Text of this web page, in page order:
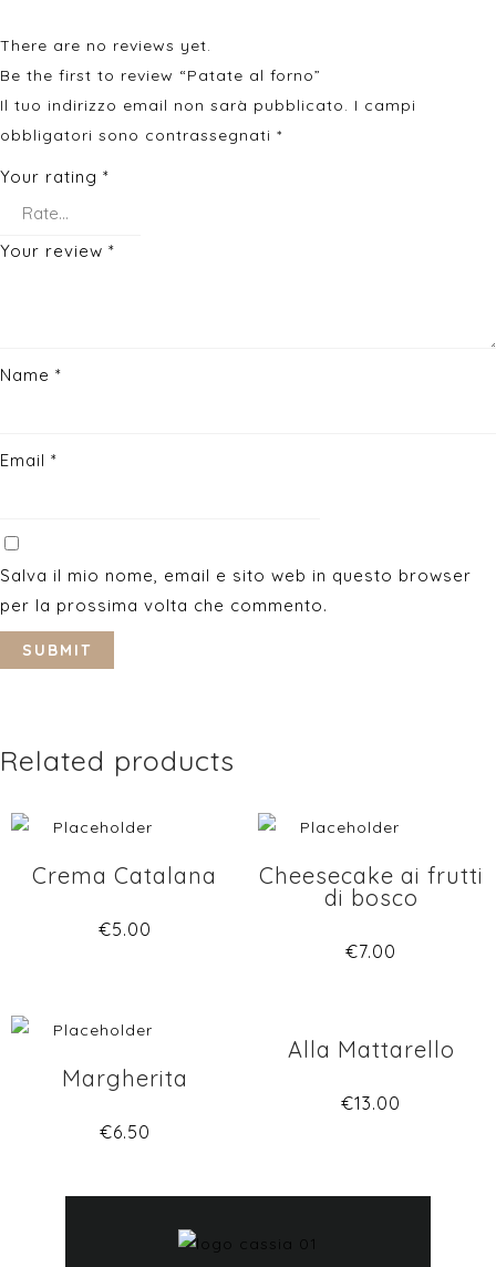
There are no reviews yet.
Be the first to review “Patate al forno”
Il tuo indirizzo email non sarà pubblicato. I campi
obbligatori sono contrassegnati *
Your rating *
Your review *
Name *
Email *
Salva il mio nome, email e sito web in questo browser
per la prossima volta che commento.
Related products
Crema Catalana
€5.00
Cheesecake ai frutti
di bosco
€7.00
Margherita
€6.50
Alla Mattarello
€13.00